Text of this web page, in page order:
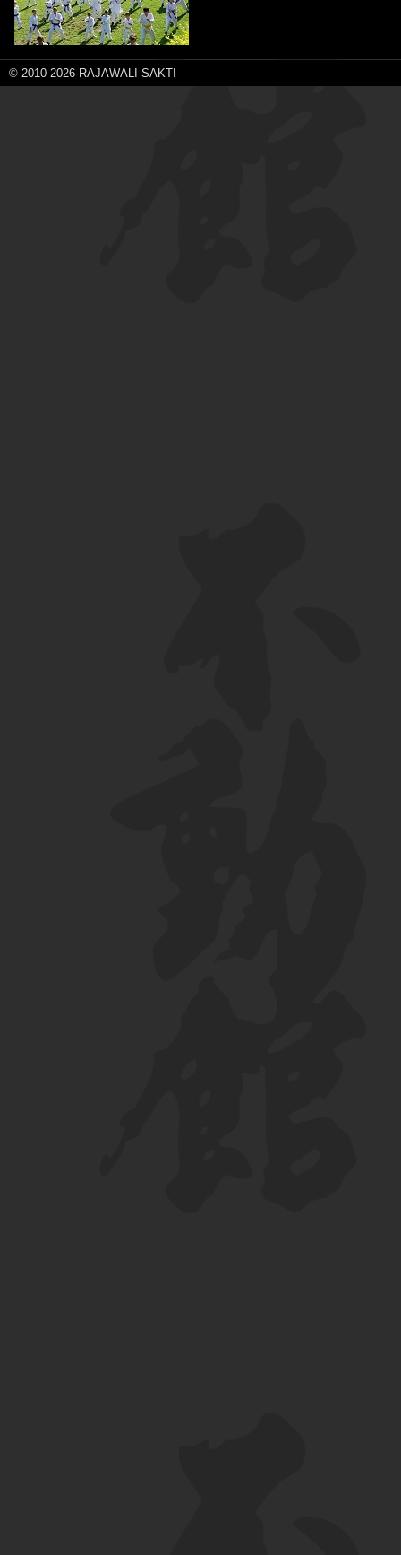
© 2010-2026 RAJAWALI SAKTI